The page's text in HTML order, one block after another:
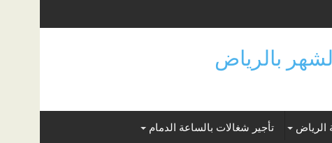
الرياض تأجير شغالات بالساعة الدمام